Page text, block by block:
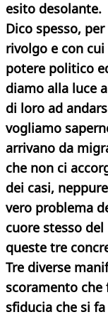
esito desolante.
Dico spesso,
rivolgo e con
potere politico
diamo alla luce
di loro ad
vogliamo
arrivano da
che non ci
dei casi,
vero problema
cuore stesso
queste tre
Tre diverse
scoramento
sfiducia che si